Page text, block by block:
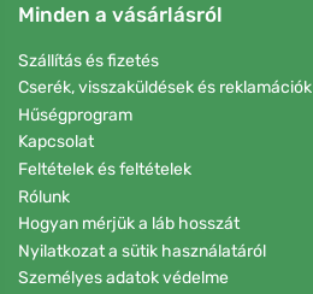
Minden a vásárlásról
Szállítás és fizetés
Cserék, visszaküldések és reklamációk
Hűségprogram
Kapcsolat
Feltételek és feltételek
Rólunk
Hogyan mérjük a láb hosszát
Nyilatkozat a sütik használatáról
Személyes adatok védelme